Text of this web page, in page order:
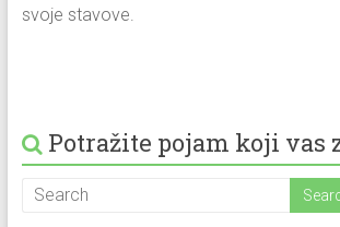
svoje stavove.
Potražite pojam koji vas